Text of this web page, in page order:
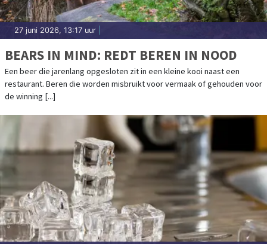
27 juni 2026, 13:17 uur
BEARS IN MIND: REDT BEREN IN NOOD
Een beer die jarenlang opgesloten zit in een kleine kooi naast een
restaurant. Beren die worden misbruikt voor vermaak of gehouden voor
de winning [...]